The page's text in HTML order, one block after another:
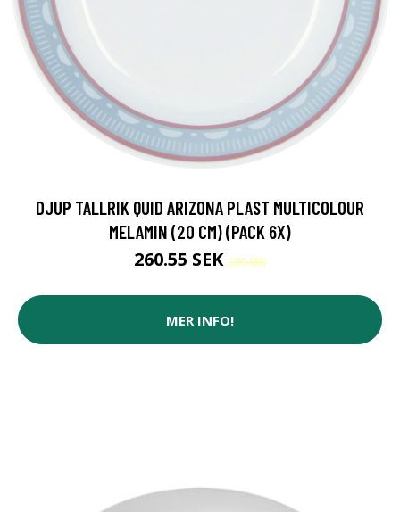
DJUP TALLRIK QUID ARIZONA PLAST MULTICOLOUR
MELAMIN (20 CM) (PACK 6X)
260.55 SEK 269 SEK
MER INFO!